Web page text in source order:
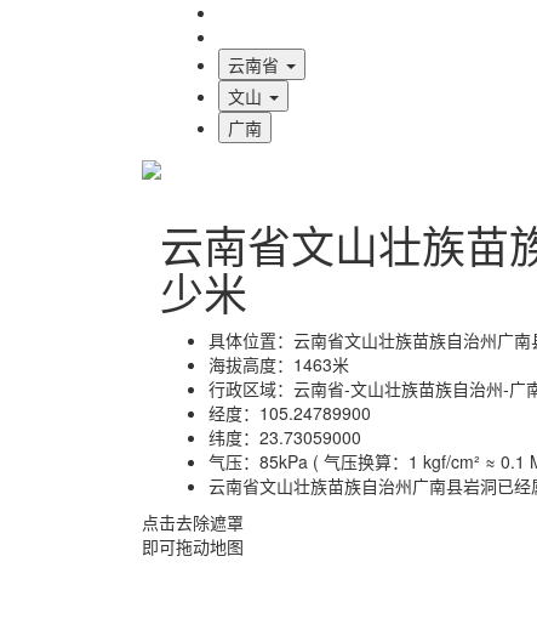
云南省
文山
广南
云南省文山壮族苗
少米
具体位置： 云南省文山壮族苗族自治州广南
海拔高度： 1463米
行政区域： 云南省-文山壮族苗族自治州-广
经度： 105.24789900
纬度： 23.73059000
气压： 85kPa ( 气压换算：1 kgf/cm² ≈ 0.1
云南省文山壮族苗族自治州广南县岩洞已
点击去除遮罩
即可拖动地图